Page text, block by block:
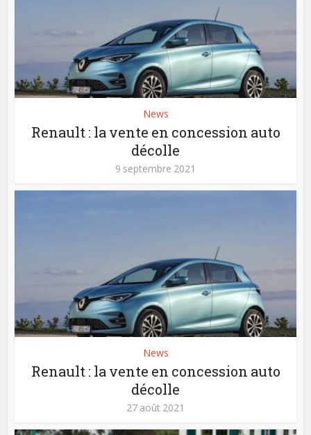
News
Renault : la vente en concession auto
décolle
9 septembre 2021
News
Renault : la vente en concession auto
décolle
27 août 2021